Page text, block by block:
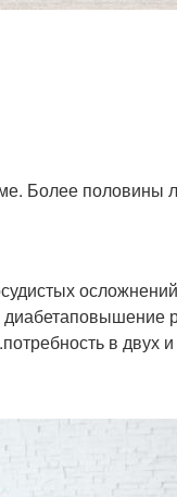
Более половины
в двух